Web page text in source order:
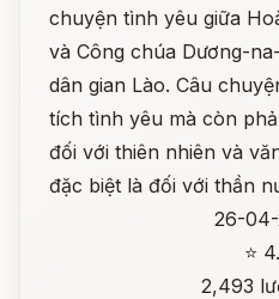
chuyện tình yêu giữa
và Công chúa Dương-
dân gian Lào. Câu
tích tình yêu mà còn
đối với thiên nhiên và
đặc biệt là đối với thần
26-
⭐
2,493